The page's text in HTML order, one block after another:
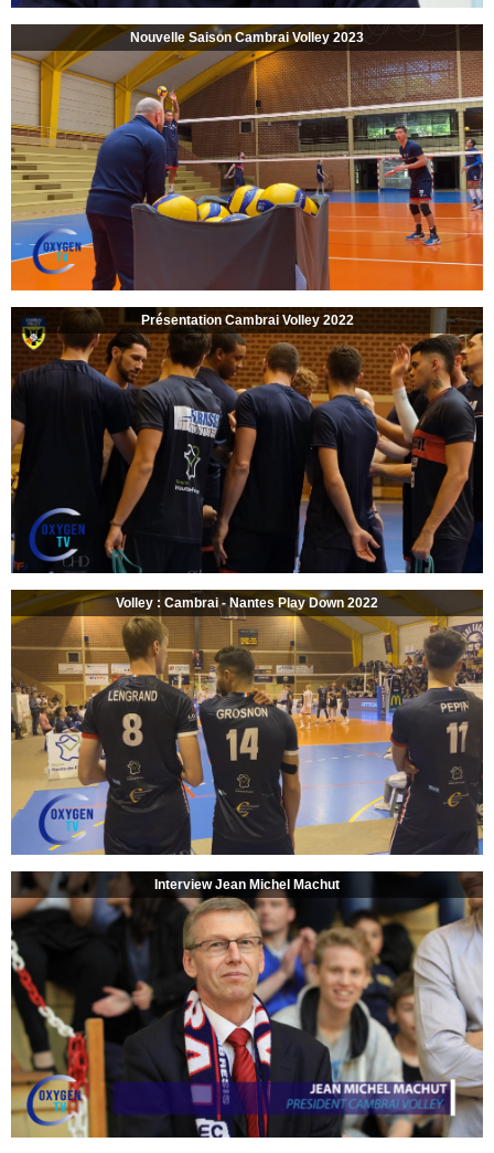
Nouvelle Saison Cambrai Volley 2023
Présentation Cambrai Volley 2022
Volley : Cambrai - Nantes Play Down 2022
Interview Jean Michel Machut